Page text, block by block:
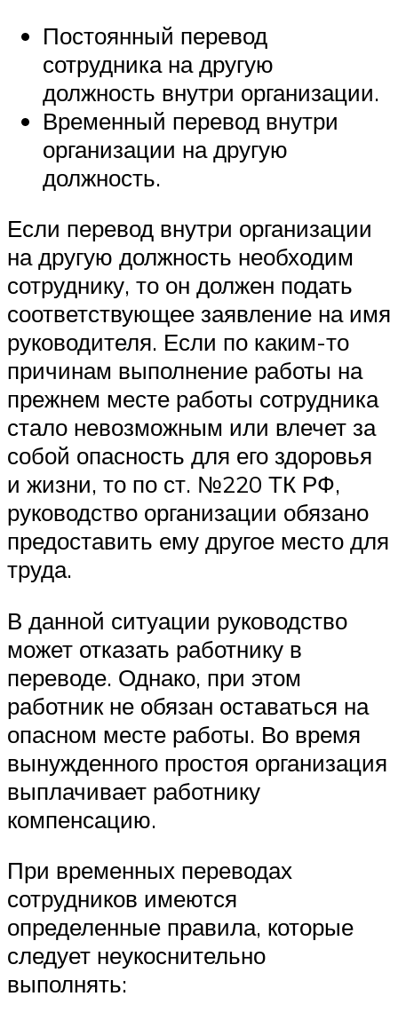
Постоянный перевод
сотрудника на другую
должность внутри организации.
Временный перевод внутри
организации на другую
должность.
Если перевод внутри организации
на другую должность необходим
сотруднику, то он должен подать
соответствующее заявление на имя
руководителя. Если по каким-то
причинам выполнение работы на
прежнем месте работы сотрудника
стало невозможным или влечет за
собой опасность для его здоровья
и жизни, то по ст. №220 ТК РФ,
руководство организации обязано
предоставить ему другое место для
труда.
В данной ситуации руководство
может отказать работнику в
переводе. Однако, при этом
работник не обязан оставаться на
опасном месте работы. Во время
вынужденного простоя организация
выплачивает работнику
компенсацию.
При временных переводах
сотрудников имеются
определенные правила, которые
следует неукоснительно
выполнять: